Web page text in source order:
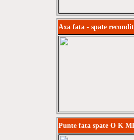
Axa fata - spate
Punte fata spate O K